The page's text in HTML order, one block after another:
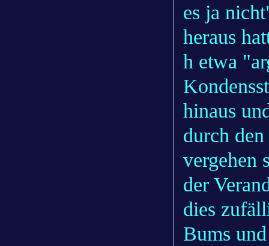
es ja
heraus
h etwa
hinaus
durch
vergehen
der
dies
Bums